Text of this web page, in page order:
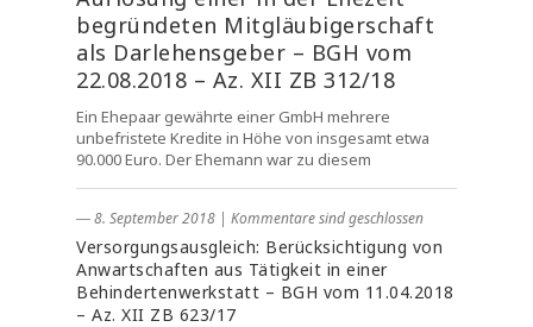
begründeten Mitgläubigerschaft
als Darlehensgeber – BGH vom
22.08.2018 – Az. XII ZB 312/18
Ein Ehepaar gewährte einer GmbH mehrere
unbefristete Kredite in Höhe von insgesamt etwa
90.000 Euro. Der Ehemann war zu diesem
― 8. September 2018 | Kommentare sind geschlossen
Versorgungsausgleich: Berücksichtigung von
Anwartschaften aus Tätigkeit in einer
Behindertenwerkstatt – BGH vom 11.04.2018
– Az. XII ZB 623/17